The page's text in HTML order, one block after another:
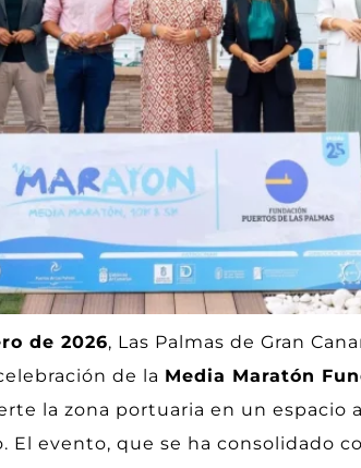
de 2026, Las Palmas de Gran
de la Media Maratón
la zona portuaria en un espacio
El evento, que se ha consolidado